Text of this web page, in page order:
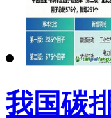
我国碳